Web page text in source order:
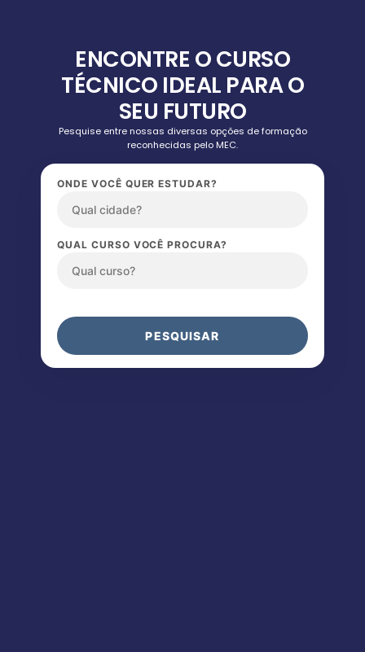
ENCONTRE O CURSO
TÉCNICO IDEAL PARA O
SEU FUTURO
Pesquise entre nossas diversas opções de formação
reconhecidas pelo MEC.
ONDE VOCÊ QUER ESTUDAR?
QUAL CURSO VOCÊ PROCURA?
PESQUISAR